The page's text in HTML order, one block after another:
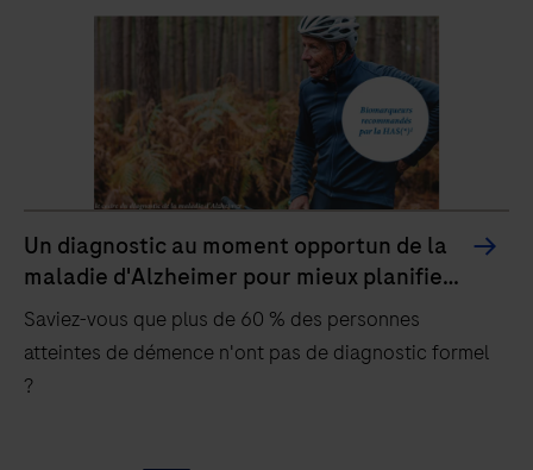
Un diagnostic au moment opportun de la
maladie d'Alzheimer pour mieux planifier
sa vie
Saviez-vous que plus de 60 % des personnes
atteintes de démence n'ont pas de diagnostic formel
?